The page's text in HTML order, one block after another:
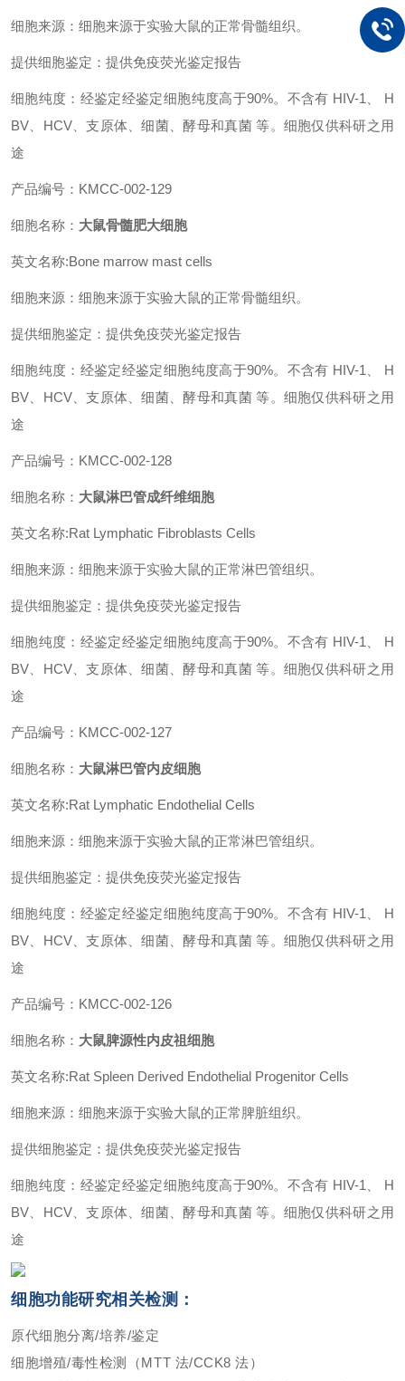
细胞来源：细胞来源于实验大鼠的正常骨髓组织。
提供细胞鉴定：提供免疫荧光鉴定报告
细胞纯度：经鉴定经鉴定细胞纯度高于90%。不含有 HIV-1、 H
BV、HCV、支原体、细菌、酵母和真菌 等。细胞仅供科研之用
途
产品编号：KMCC-002-129
细胞名称： 大鼠骨髓肥大细胞
英文名称:Bone marrow mast cells
细胞来源：细胞来源于实验大鼠的正常骨髓组织。
提供细胞鉴定：提供免疫荧光鉴定报告
细胞纯度：经鉴定经鉴定细胞纯度高于90%。不含有 HIV-1、 H
BV、HCV、支原体、细菌、酵母和真菌 等。细胞仅供科研之用
途
产品编号：KMCC-002-128
细胞名称： 大鼠淋巴管成纤维细胞
英文名称:Rat Lymphatic Fibroblasts Cells
细胞来源：细胞来源于实验大鼠的正常淋巴管组织。
提供细胞鉴定：提供免疫荧光鉴定报告
细胞纯度：经鉴定经鉴定细胞纯度高于90%。不含有 HIV-1、 H
BV、HCV、支原体、细菌、酵母和真菌 等。细胞仅供科研之用
途
产品编号：KMCC-002-127
细胞名称： 大鼠淋巴管内皮细胞
英文名称:Rat Lymphatic Endothelial Cells
细胞来源：细胞来源于实验大鼠的正常淋巴管组织。
提供细胞鉴定：提供免疫荧光鉴定报告
细胞纯度：经鉴定经鉴定细胞纯度高于90%。不含有 HIV-1、 H
BV、HCV、支原体、细菌、酵母和真菌 等。细胞仅供科研之用
途
产品编号：KMCC-002-126
细胞名称： 大鼠脾源性内皮祖细胞
英文名称:Rat Spleen Derived Endothelial Progenitor Cells
细胞来源：细胞来源于实验大鼠的正常脾脏组织。
提供细胞鉴定：提供免疫荧光鉴定报告
细胞纯度：经鉴定经鉴定细胞纯度高于90%。不含有 HIV-1、 H
BV、HCV、支原体、细菌、酵母和真菌 等。细胞仅供科研之用
途
细胞功能研究相关检测：
原代细胞分离/培养/鉴定
细胞增殖/毒性检测（MTT 法/CCK8 法）